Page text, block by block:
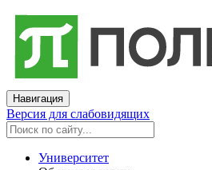
Навигация
Версия для слабовидящих
Университет